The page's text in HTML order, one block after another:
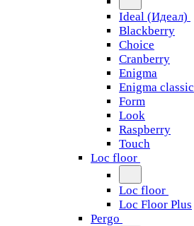
Ideal (Идеал)
Blackberry
Choice
Cranberry
Enigma
Enigma classic
Form
Look
Raspberry
Touch
Loc floor
Loc floor
Loc Floor Plus
Pergo